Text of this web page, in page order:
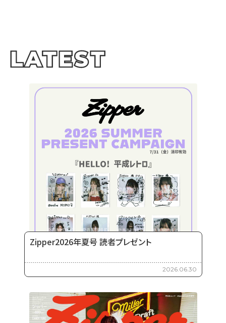
Zipper2026年夏号 読者プレゼント
2026.06.30